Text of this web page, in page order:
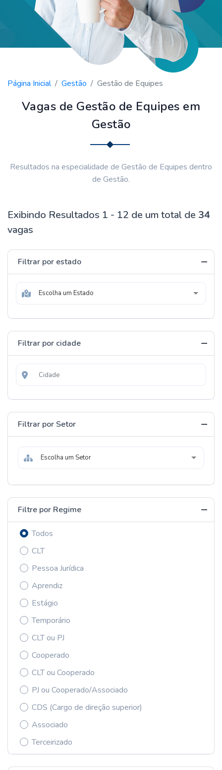
Página Inicial Gestão Gestão de Equipes
Vagas de Gestão de Equipes em
Gestão
Resultados na especialidade de Gestão de Equipes dentro
de Gestão.
Exibindo Resultados 1 - 12 de um total de 34
vagas
Filtrar por estado
Escolha um Estado
Filtrar por cidade
Filtrar por Setor
Escolha um Setor
Filtre por Regime
Todos
CLT
Pessoa Jurídica
Aprendiz
Estágio
Temporário
CLT ou PJ
Cooperado
CLT ou Cooperado
PJ ou Cooperado/Associado
CDS (Cargo de direção superior)
Associado
Terceirizado